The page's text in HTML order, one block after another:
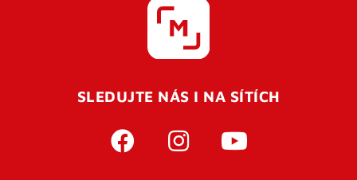
SLEDUJTE NÁS I NA SÍTÍCH